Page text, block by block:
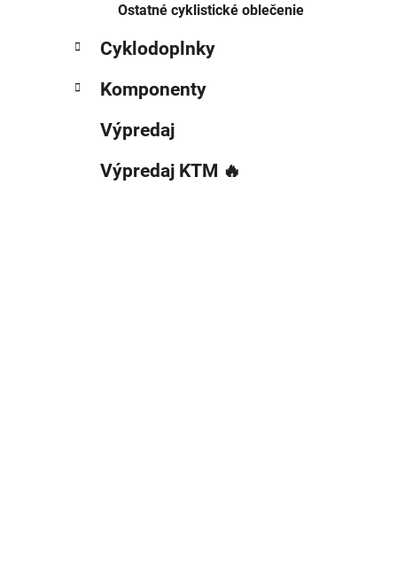
Ostatné cyklistické oblečenie
Cyklodoplnky
Komponenty
Výpredaj
Výpredaj KTM 🔥